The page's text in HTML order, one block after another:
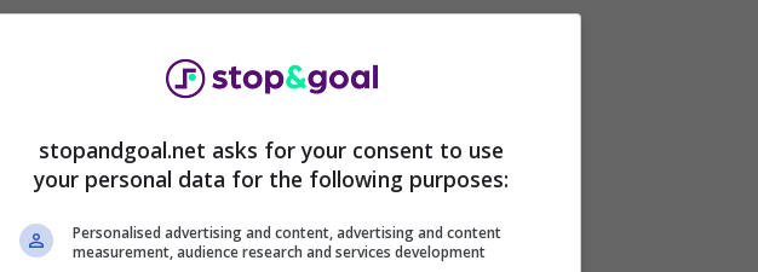
. Non rientrando praticamente neppure
club della famiglia Pozzo.
Deulofeu: spiegato il
stopandgoal.net asks for your consent to use
your personal data for the following purposes:
Personalised advertising and content, advertising and content
measurement, audience research and services development